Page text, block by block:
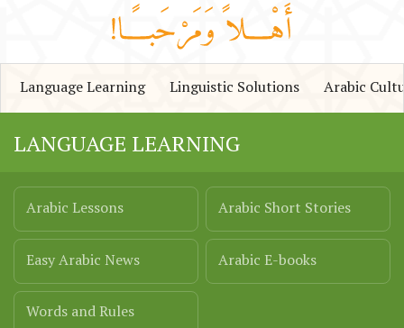
Language Learning Linguistic Solutions Arabic
LANGUAGE LEARNING
Arabic Lessons
Arabic Short Stories
Easy Arabic News
Arabic E-books
Words and Rules